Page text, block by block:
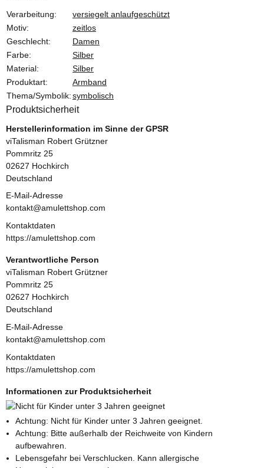
Produkteigenschaft
Wert
Verarbeitung:
versiegelt anlaufgeschützt
Motiv:
zeitlos
Geschlecht:
Damen
Farbe:
Silber
Material:
Silber
Produktart:
Armband
Thema/Symbolik:symbolisch
Produktsicherheit
Herstellerinformation im Sinne der GPSR
viTalisman Robert Grützner
Pommritz 25
02627 Hochkirch
Deutschland
E-Mail-Adresse
kontakt@amulettshop.com
Kontaktdaten
https://amulettshop.com
Verantwortliche Person
viTalisman Robert Grützner
Pommritz 25
02627 Hochkirch
Deutschland
E-Mail-Adresse
kontakt@amulettshop.com
Kontaktdaten
https://amulettshop.com
Informationen zur Produktsicherheit
Achtung: Nicht für Kinder unter 3 Jahren geeignet.
Achtung: Bitte außerhalb der Reichweite von Kindern
aufbewahren.
Lebensgefahr bei Verschlucken. Kann allergische